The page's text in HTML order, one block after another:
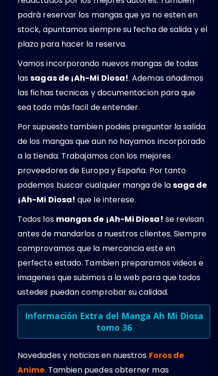
podrá reservar los mangas que ya no esten en
stock, apuntamos siempre su fecha de salida y el
plazo para hacer la reserva.
Vamos incorporando nuevos mangas de todas
lassagas de ¡Ah-Mi Diosa!. Ademas añadimos
las fichas tecnicas y documentacion para que
sea todo más facil de entender.
Por supuesto tambien podeis preguntar la salida
de los mangas que aun no hayamos incorporado
a la tienda. Trabajamos con los mejores
proveedores de Europa y España. Por tanto
podemos buscar cualquier manga de lasaga de
¡Ah-Mi Diosa! que le interese.
Todos los mangas de ¡Ah-Mi Diosa! se revisan
antes de mandarlos a nuestros clientes. Siempre
comprovamos que la mercancia este en
perfecto estado. Tambien preparamos videos e
imagenes que subimos a la web para que todos
ustedes puedan comprobar su calidad.
Información Extra del Manga Ah Mi Diosa
tomo 36
Novedades y noticias en nuestros Foros de
Anime. Tambien puedes obterner mas